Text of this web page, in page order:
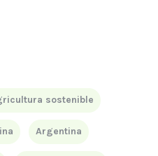
sostenible
Argentina